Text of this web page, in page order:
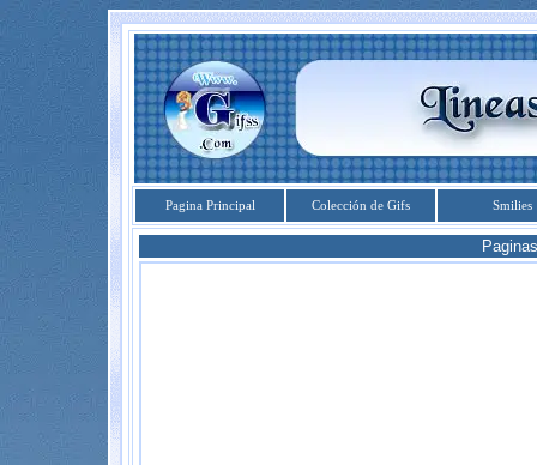
Pagina Principal Colección de Gifs Smilies